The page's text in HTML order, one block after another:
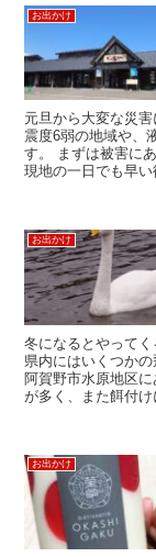
お出かけ
元旦から大変な災
震度6弱の地域や、
す。 まずは被害に
現地の一日でも早
お出かけ
冬になるとやって
県内にはいくつか
阿賀野市水原地区
が多く、また餌付け
お出かけ